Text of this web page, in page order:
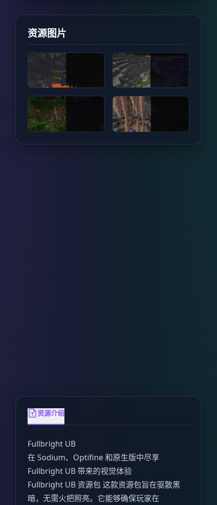
资源图片
资源介绍
Fullbright UB
在 Sodium、Optifine 和原生版中尽享
Fullbright UB 带来的视觉体验
Fullbright UB 资源包 这款资源包旨在驱散黑
暗，无需火把照亮。它能够确保玩家在